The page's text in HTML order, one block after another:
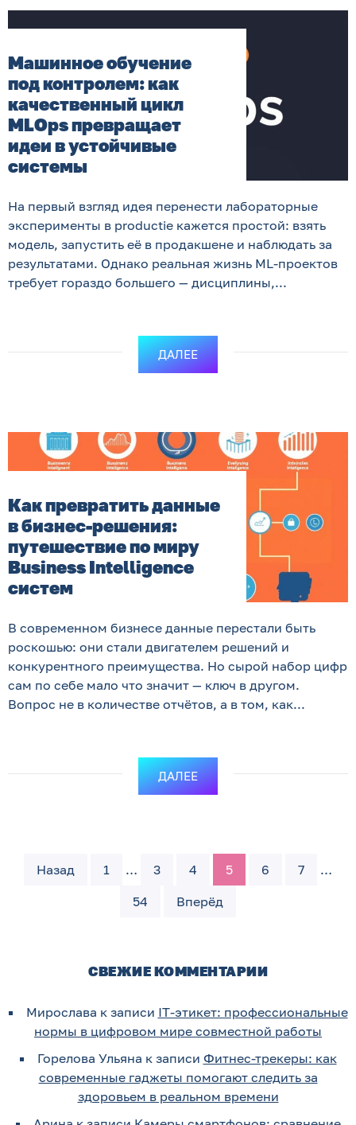
Машинное обучение
под контролем: как
качественный цикл
MLOps превращает
идеи в устойчивые
системы
На первый взгляд идея перенести лабораторные
эксперименты в productie кажется простой: взять
модель, запустить её в продакшене и наблюдать за
результатами. Однако реальная жизнь ML-проектов
требует гораздо большего — дисциплины,...
ДАЛЕЕ
Как превратить данные
в бизнес-решения:
путешествие по миру
Business Intelligence
систем
В современном бизнесе данные перестали быть
роскошью: они стали двигателем решений и
конкурентного преимущества. Но сырой набор цифр
сам по себе мало что значит — ключ в другом.
Вопрос не в количестве отчётов, а в том, как...
ДАЛЕЕ
Назад 1 … 3 4 5 6 7
…
54
Вперёд
СВЕЖИЕ КОММЕНТАРИИ
Мирослава к записи IT-этикет: профессиональные
нормы в цифровом мире совместной работы
Горелова Ульяна к записи Фитнес-трекеры: как
современные гаджеты помогают следить за
здоровьем в реальном времени